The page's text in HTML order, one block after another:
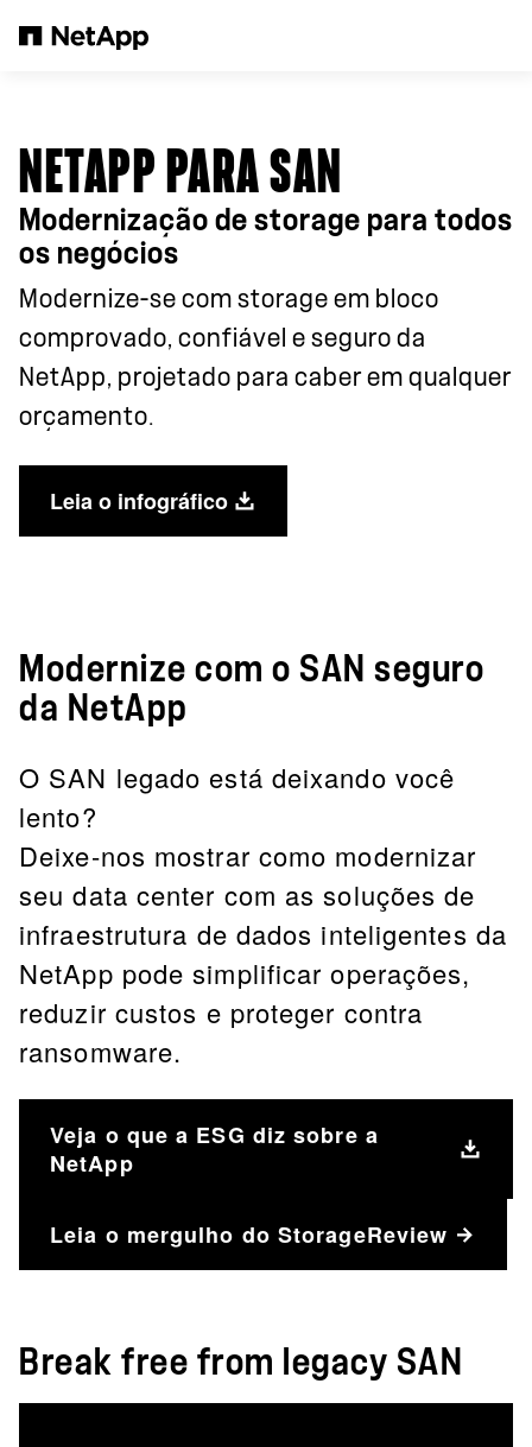
NETAPP PARA SAN
Modernização de storage para todos
os negócios
Modernize-se com storage em bloco
comprovado, confiável e seguro da
NetApp, projetado para caber em qualquer
orçamento.
Leia o infográfico
Modernize com o SAN seguro
da NetApp
O SAN legado está deixando você
lento?
Deixe-nos mostrar como modernizar
seu data center com as soluções de
infraestrutura de dados inteligentes da
NetApp pode simplificar operações,
reduzir custos e proteger contra
ransomware.
Veja o que a ESG diz sobre a
NetApp
Leia o mergulho do StorageReview
Break free from legacy SAN